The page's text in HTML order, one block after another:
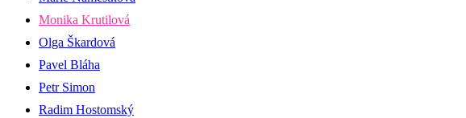
Monika Krutilová
Olga Škardová
Pavel Bláha
Petr Simon
Radim Hostomský